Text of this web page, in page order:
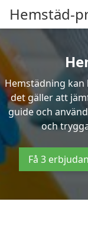
Hemstäd-
Hemstädning
det gäller att
guide och
och
Få 3